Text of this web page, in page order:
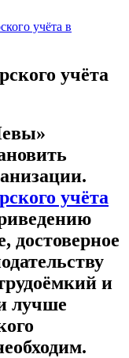
учёта в
учёта
учёта
достоверное
и
лучше